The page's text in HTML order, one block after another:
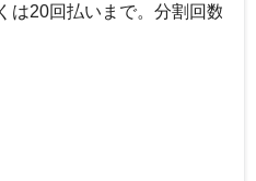
20回払いまで。分割回数は